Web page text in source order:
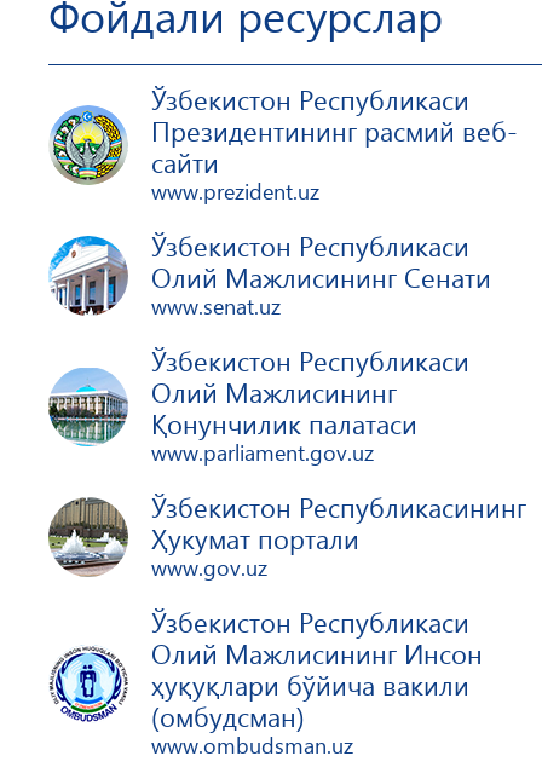
Фойдали ресурслар
Ўзбекистон Республикаси
Президентининг расмий веб-
сайти
www.prezident.uz
Ўзбекистон Республикаси
Олий Мажлисининг Сенати
www.senat.uz
Ўзбекистон Республикаси
Олий Мажлисининг
Қонунчилик палатаси
www.parliament.gov.uz
Ўзбекистон Республикасининг
Ҳукумат портали
www.gov.uz
Ўзбекистон Республикаси
Олий Мажлисининг Инсон
ҳуқуқлари бўйича вакили
(омбудсман)
www.ombudsman.uz